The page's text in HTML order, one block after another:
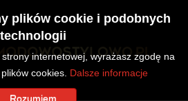
plików cookie i podobnych
technologii
internetowej, wyrażasz zgodę na
cookies. Dalsze informacje
Rozumiem